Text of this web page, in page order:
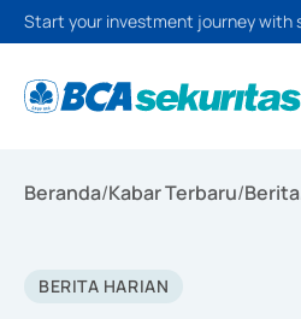
Start your investment journey with
Beranda/Kabar Terbaru/Berita
BERITA HARIAN